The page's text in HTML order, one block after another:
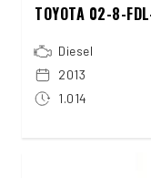
TOYOTA 02-8-
Diesel
2013
1.014